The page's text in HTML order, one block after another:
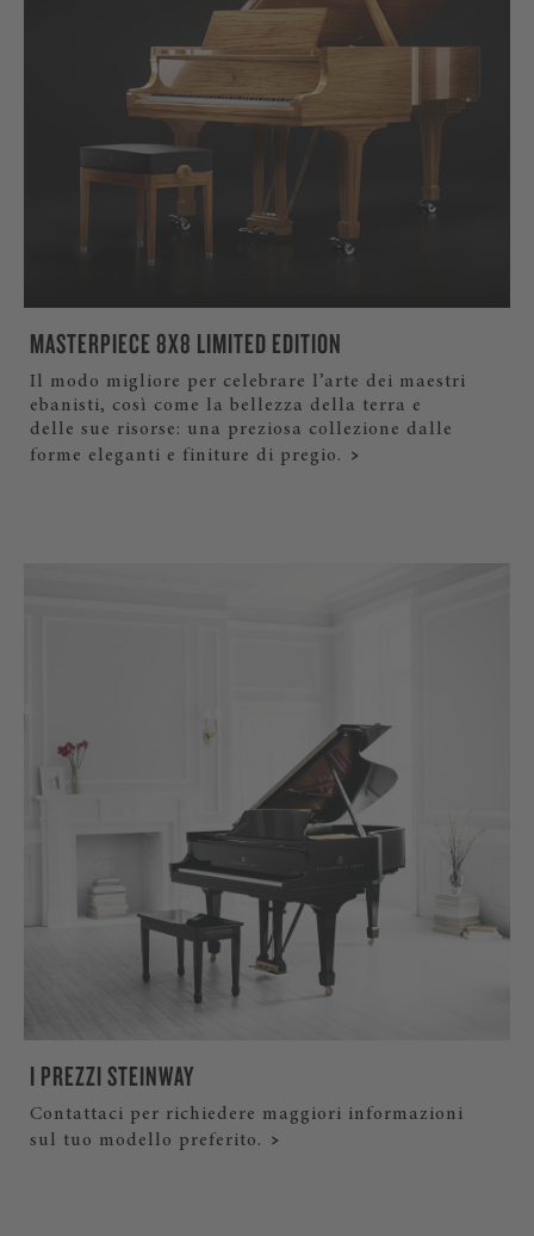
MASTERPIECE 8X8 LIMITED EDITION
Il modo migliore per celebrare l’arte dei maestri
ebanisti, così come la bellezza della terra e
delle sue risorse: una preziosa collezione dalle
forme eleganti e finiture di pregio.
I PREZZI STEINWAY
Contattaci per richiedere maggiori informazioni
sul tuo modello preferito.